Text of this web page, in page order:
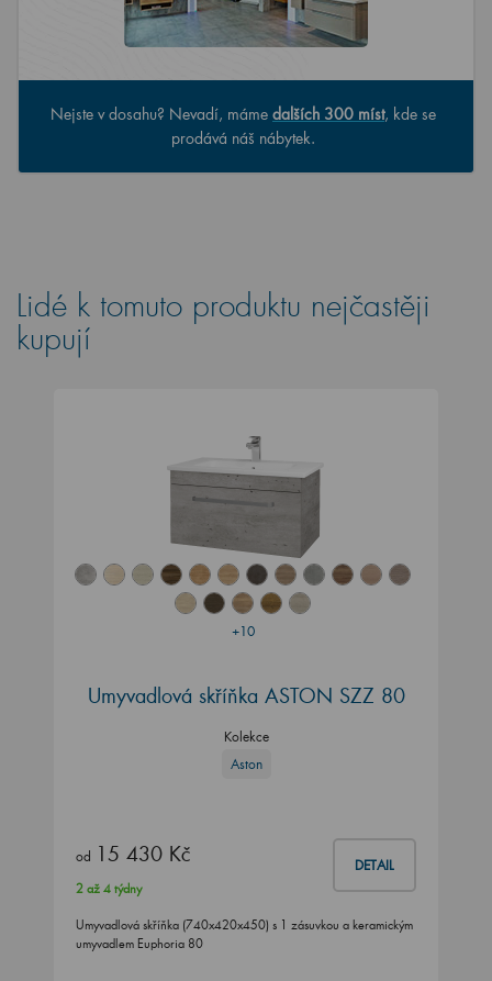
Nejste v dosahu? Nevadí, máme dalších 300 míst, kde se
prodává náš nábytek.
Lidé k tomuto produktu nejčastěji
kupují
+10
Umyvadlová skříňka ASTON SZZ 80
Kolekce
Aston
od 15 430 Kč DETAIL
2 až 4 týdny
Umyvadlová skříňka (740x420x450) s 1 zásuvkou a keramickým
umyvadlem Euphoria 80